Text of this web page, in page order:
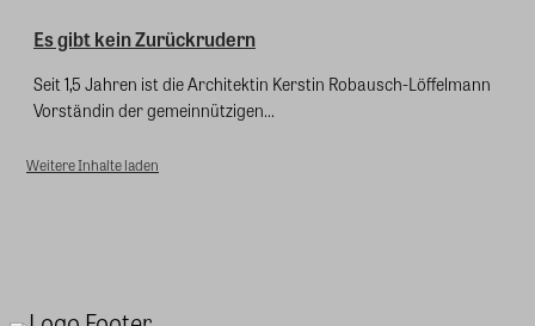
Es gibt kein Zurückrudern
Seit 1,5 Jahren ist die Architektin Kerstin Robausch-Löffelmann
Vorständin der gemeinnützigen...
Weitere Inhalte laden